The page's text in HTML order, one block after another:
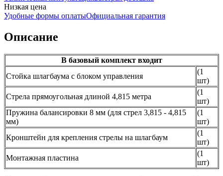
Низкая цена
Удобные формы оплатыОфициальная гарантия
Описание
В базовый комплект входит
Стойка шлагбаума с блоком управления
(1
шт)
Стрела прямоугольная длиной 4,815 метра
(1
шт)
Пружина балансировки 8 мм (для стрел 3,815 - 4,815
мм)
(1
шт)
Кронштейн для крепления стрелы на шлагбаум
(1
шт)
Монтажная пластина
(1
шт)